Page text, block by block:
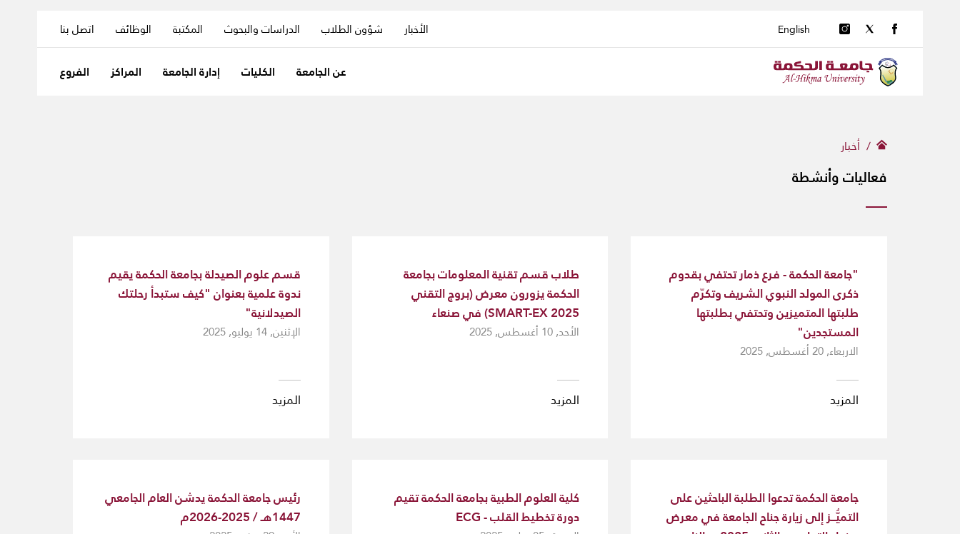
English الأخبار شؤون الطلاب الدراسات والبحوث المكتبة الوظائف اتصل بنا
عن الجامعة الكليات إدارة الجامعة المراكز الفروع
أخبار
فعاليات وأنشطة
"جامعة الحكمة - فرع ذمار تحتفي بقدوم
ذكرى المولد النبوي الشريف وتكرّم
طلبتها المتميزين وتحتفي بطلبتها
المستجدين"
الاربعاء, 20 أغسطس, 2025
المزيد
طلاب قسم تقنية المعلومات بجامعة
الحكمة يزورون معرض (بروج التقني
SMART-EX 2025) في صنعاء
الأحد, 10 أغسطس, 2025
المزيد
قسم علوم الصيدلة بجامعة الحكمة يقيم
ندوة علمية بعنوان "كيف ستبدأ رحلتك
الصيدلانية"
الإثنين, 14 يوليو, 2025
المزيد
جامعة الحكمة تدعوا الطلبة الباحثين على
التميُّــز إلى زيارة جناح الجامعة في معرض
كلية العلوم الطبية بجامعة الحكمة تقيم
دورة تخطيط القلب - ECG
رئيس جامعة الحكمة يدشن العام الجامعي
1447هـ / 2025-2026م